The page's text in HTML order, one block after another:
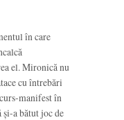
în care
el. Mironică nu
cu întrebări
manifest în
și-a bătut joc de